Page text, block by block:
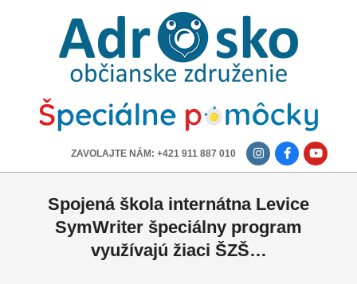
ADROSKO
OBČIANSKE
ZDRUŽENIE
ZAVOLAJTE NÁM: +421 911 887 010
Spojená škola internátna Levice
SymWriter špeciálny program
využívajú žiaci ŠZŠ…